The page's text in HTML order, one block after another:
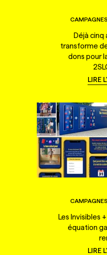
Déjà cinq
transforme
dons pour
LIRE
Les Invisibles
équation
LIRE